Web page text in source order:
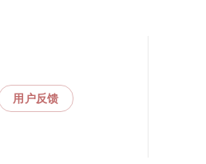
用户反馈